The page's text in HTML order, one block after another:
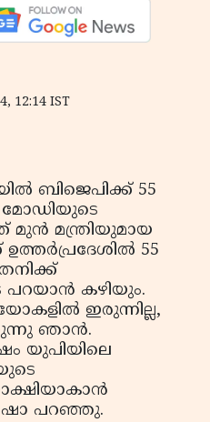
12:14 IST
ബിജെപിക്ക് 55
മോഡിയുടെ
മന്ത്രിയുമായ
55
കഴിയും.
ഇരുന്നില്ല,
ഞാന്‍.
യുപിയിലെ
പറഞ്ഞു.